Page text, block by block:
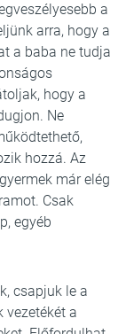
a
arra, hogy a
a baba ne tudja
hogy a
Ne
hozzá. Az
már elég
Csak
egyéb
csapjuk le a
vezetékét a